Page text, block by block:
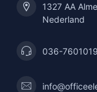
1327 AA
Nederland
036-7601019